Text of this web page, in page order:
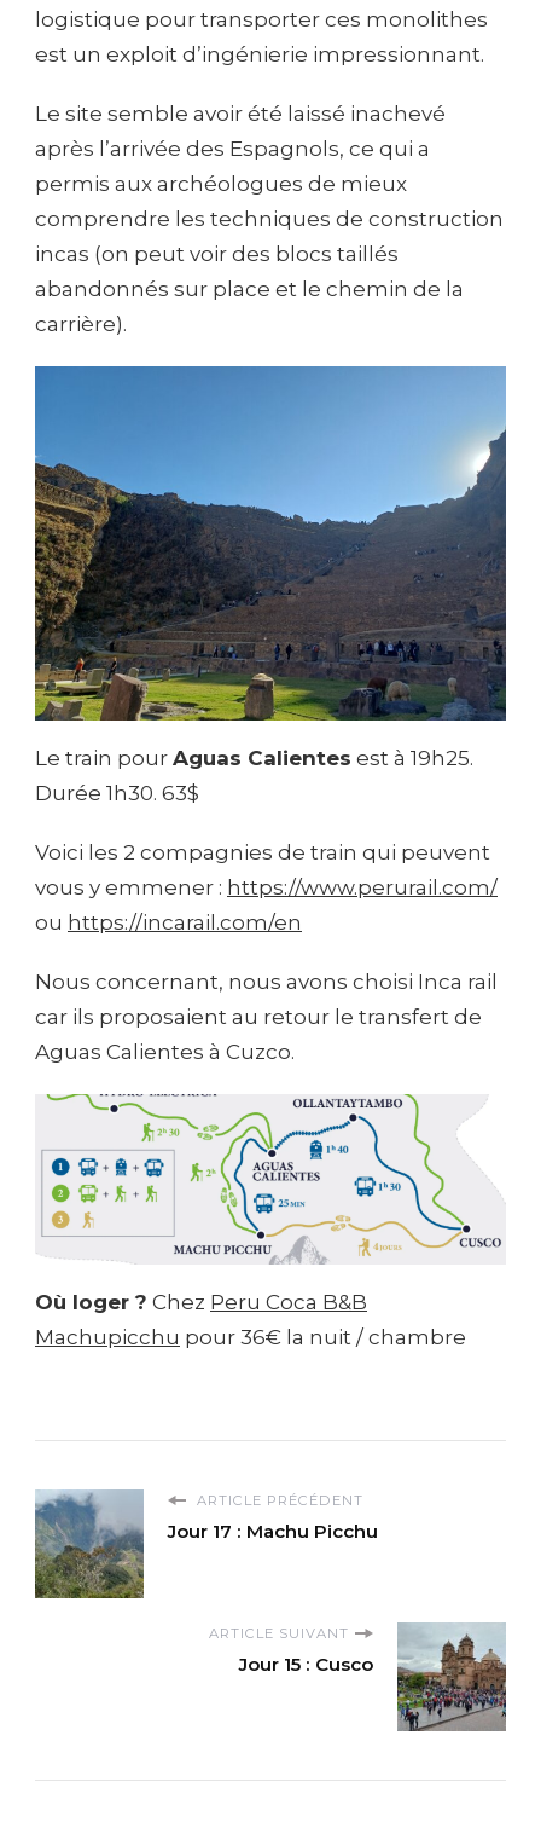
logistique pour transporter ces monolithes
est un exploit d’ingénierie impressionnant.
Le site semble avoir été laissé inachevé
après l’arrivée des Espagnols, ce qui a
permis aux archéologues de mieux
comprendre les techniques de construction
incas (on peut voir des blocs taillés
abandonnés sur place et le chemin de la
carrière).
Le train pour Aguas Calientes est à 19h25.
Durée 1h30. 63$
Voici les 2 compagnies de train qui peuvent
vous y emmener : https://www.perurail.com/
ou https://incarail.com/en
Nous concernant, nous avons choisi Inca rail
car ils proposaient au retour le transfert de
Aguas Calientes à Cuzco.
Où loger ? Chez Peru Coca B&B
Machupicchu pour 36€ la nuit / chambre
ARTICLE PRÉCÉDENT
Jour 17 : Machu Picchu
ARTICLE SUIVANT
Jour 15 : Cusco